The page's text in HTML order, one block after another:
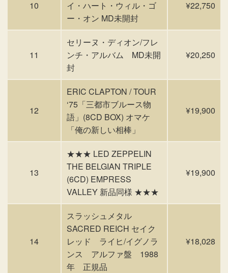
10
イ・ハート・ウィル・ゴ
ー・オン MD未開封
¥22,750
11
セリーヌ・ディオン/フレ
ンチ・アルバム MD未開
封
¥20,250
12
ERIC CLAPTON / TOUR
‘75「三都市ブルース物
語」(8CD BOX) オマケ
「俺の新しい相棒」
¥19,900
13
★★★ LED ZEPPELIN
THE BELGIAN TRIPLE
(6CD) EMPRESS
VALLEY 新品同様 ★★★
¥19,900
14
スラッシュメタル
SACRED REICH セイク
レッド ライヒ/イグノラ
ンス アルファ盤 1988
年 正規品
¥18,028